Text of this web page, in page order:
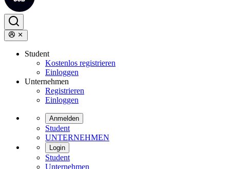
Student
Kostenlos registrieren
Einloggen
Unternehmen
Registrieren
Einloggen
Anmelden
Student
UNTERNEHMEN
Login
Student
Unternehmen